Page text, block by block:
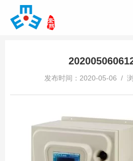
发布时间：2020-05-06 /